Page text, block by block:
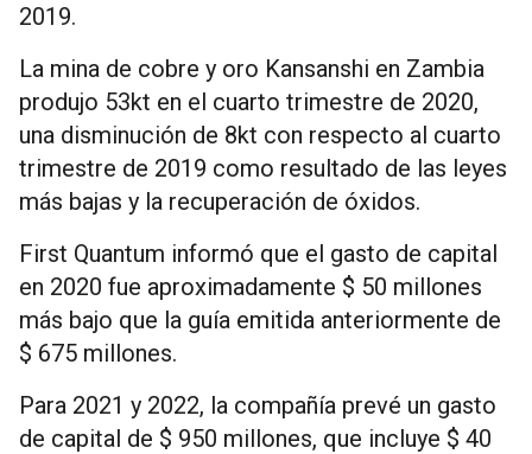
2019.
La mina de cobre y oro Kansanshi en Zambia
produjo 53kt en el cuarto trimestre de 2020,
una disminución de 8kt con respecto al cuarto
trimestre de 2019 como resultado de las leyes
más bajas y la recuperación de óxidos.
First Quantum informó que el gasto de capital
en 2020 fue aproximadamente $ 50 millones
más bajo que la guía emitida anteriormente de
$ 675 millones.
Para 2021 y 2022, la compañía prevé un gasto
de capital de $ 950 millones, que incluye $ 40